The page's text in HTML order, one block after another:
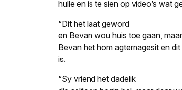
hulle en is te sien op video’s wat
“Dit het laat geword
en Bevan wou huis toe gaan,
Bevan het hom agternagesit en
is.
“Sy vriend het dadelik